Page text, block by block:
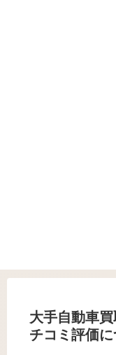
大手自動車
チコミ評価